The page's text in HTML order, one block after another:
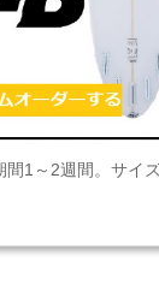
1～2週間。サイ